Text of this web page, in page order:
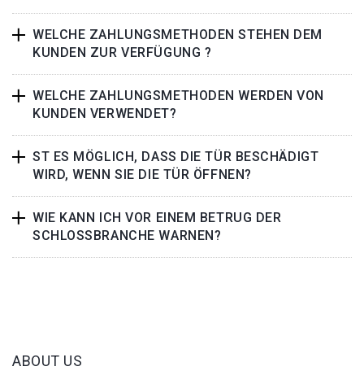
WELCHE ZAHLUNGSMETHODEN STEHEN DEM
KUNDEN ZUR VERFÜGUNG ?
WELCHE ZAHLUNGSMETHODEN WERDEN VON
KUNDEN VERWENDET?
ST ES MÖGLICH, DASS DIE TÜR BESCHÄDIGT
WIRD, WENN SIE DIE TÜR ÖFFNEN?
WIE KANN ICH VOR EINEM BETRUG DER
SCHLOSSBRANCHE WARNEN?
ABOUT US